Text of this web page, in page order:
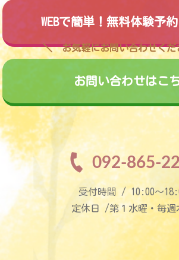
WEBで簡単！無料体験予
お気軽にお問い合わせくだ
お問い合わせはこ
092-865-
受付時間 / 10:00〜
定休日 /第１水曜・毎週